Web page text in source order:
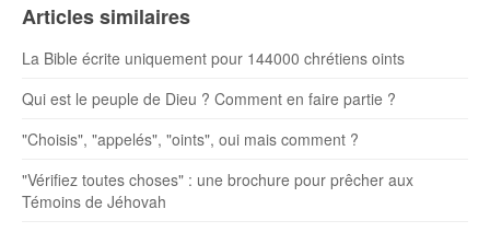
Articles similaires
La Bible écrite uniquement pour 144000 chrétiens oints
Qui est le peuple de Dieu ? Comment en faire partie ?
"Choisis", "appelés", "oints", oui mais comment ?
"Vérifiez toutes choses" : une brochure pour prêcher aux
Témoins de Jéhovah